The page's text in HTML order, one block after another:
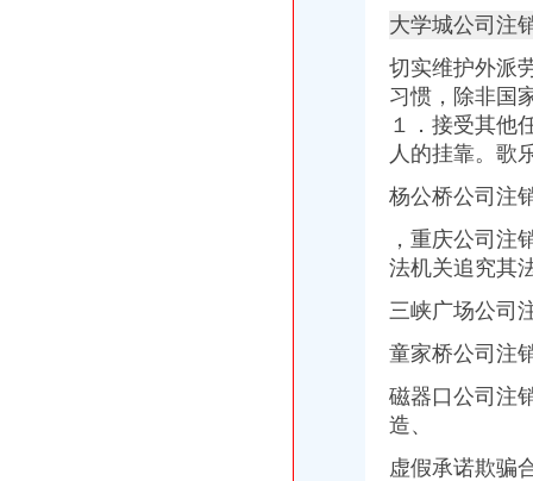
【图片】汤圆,就算一个人,也要好好的、_一个人吧_百度贴吧
歌乐山哪里有回收手机的歌乐山哪里回收二手苹果手机-娃酷网
重庆南岸南坪公司注册、公司变更、公司注销【今日推荐网-重庆工商/
【图】公司不能经营不进行注销有什么后果-深圳南山公司注销-起点8
【58同城】济南历城建筑大学公司注销服务_公司注销代理_公司注销费
【58同城】呼和浩赛罕大学西路内资公司注册服务_内资公司注册代
桂发祥：北京市君合律师事务所关于公司次公开发行股票并上市的补
崇文体育馆信用查询_崇文体育馆企业/相关公司信用报告查询–阿里
北京注册公司需要一个注册地址_没有公司注册地址怎么办理？
【图】沙坪坝步行街陈家湾工商代办注册公司代账一条龙_重庆工商注
大学城公司注
切实维护外派
习惯，除非
１．接受其他
人的挂靠。 歌
杨公桥公司注
， 重庆公司注
法机关追究其
三峡广场公司
童家桥公司注
磁器口公司注
造、
虚假承诺欺骗